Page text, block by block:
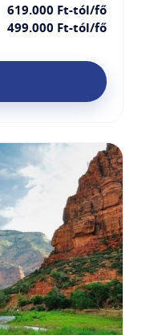
619.000 Ft-tól/fő
499.000 Ft-tól/fő